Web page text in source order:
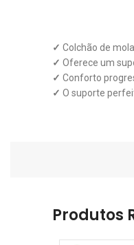
✓ Colchão de
✓ Oferece um
✓ Conforto
✓ O suporte
Produtos